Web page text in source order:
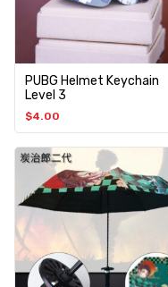
PUBG Helmet Keychain
Level 3
$4.00